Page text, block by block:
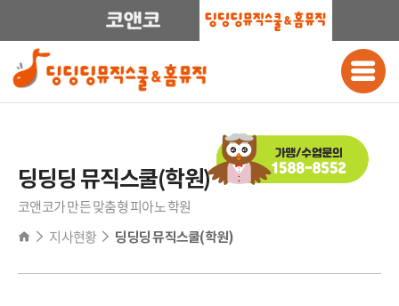
딩딩딩 뮤직스쿨(학원)
코앤코가 만든 맞춤형 피아노 학원
지사현황
딩딩딩 뮤직스쿨(학원)